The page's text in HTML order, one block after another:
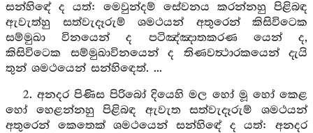
සන්හිඳේ ද යත්: මෙවුන්දම් සේවනය කරන්නහු පිළිබඳ
ඇවැත්හු සත්වැදෑරුම් ශමථයන් අතුරෙන් කිසිවිටෙක
සම්මුඛා විනයෙන් ද පටිඤ්ඤාතකරණ යෙන් ද,
කිසිවිටෙක සම්මුඛාවිනයෙන් ද තිණවත්‍ථාරකයෙන් දැයි
තුන් ශමථයෙන් සන්හිඳෙත්. ...
2. අනදර පිණිස පිරිබෝ දියෙහි මල හෝ මූ හෝ කෙළ
හෝ හෙළන්නහු පිළිබඳ ඇවැත සත්වැදෑරුම් ශමථයන්
අතුරෙන් කෙතෙක් ශමථයෙන් සන්හිඳේ ද යත්: අනදර